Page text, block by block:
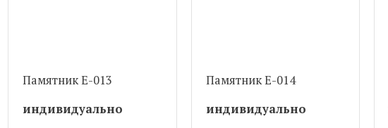
Памятник Е-013
индивидуально
Памятник Е-014
индивидуально